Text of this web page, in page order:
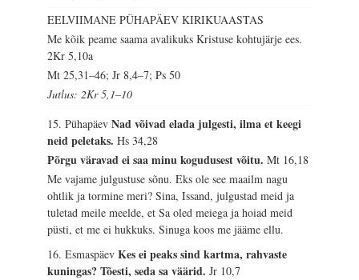
EELVIIMANE PÜHAPÄEV KIRIKUAASTAS
Me kõik peame saama avalikuks Kristuse kohtujärje ees.
2Kr 5,10a
Mt 25,31–46; Jr 8,4–7; Ps 50
Jutlus: 2Kr 5,1–10
15. PühapäevNad võivad elada julgesti, ilma et keegi
neid peletaks.Hs 34,28
Põrgu väravad ei saa minu kogudusest võitu.Mt 16,18
Me vajame julgustuse sõnu. Eks ole see maailm nagu
ohtlik ja tormine meri? Sina, Issand, julgustad meid ja
tuletad meile meelde, et Sa oled meiega ja hoiad meid
püsti, et me ei hukkuks. Sinuga koos me jääme ellu.
16. EsmaspäevKes ei peaks sind kartma, rahvaste
kuningas? Tõesti, seda sa väärid.Jr 10,7